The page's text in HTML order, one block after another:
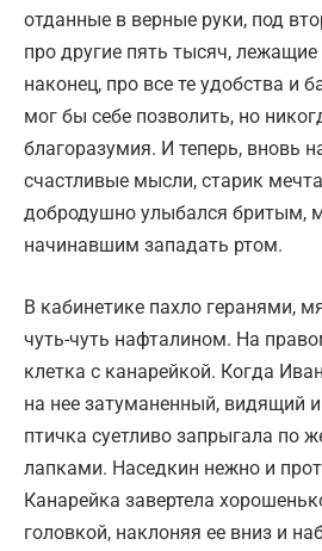
отданные в верные руки, под
про другие пять тысяч,
наконец, про все те удобства и
мог бы себе позволить, но
благоразумия. И теперь, вновь
счастливые мысли, старик
добродушно улыбался бритым,
начинавшим западать ртом.
В кабинетике пахло геранями,
чуть-чуть нафталином. На
клетка с канарейкой. Когда
на нее затуманенный, видящий
птичка суетливо запрыгала по
лапками. Наседкин нежно и
Канарейка завертела
головкой, наклоняя ее вниз и